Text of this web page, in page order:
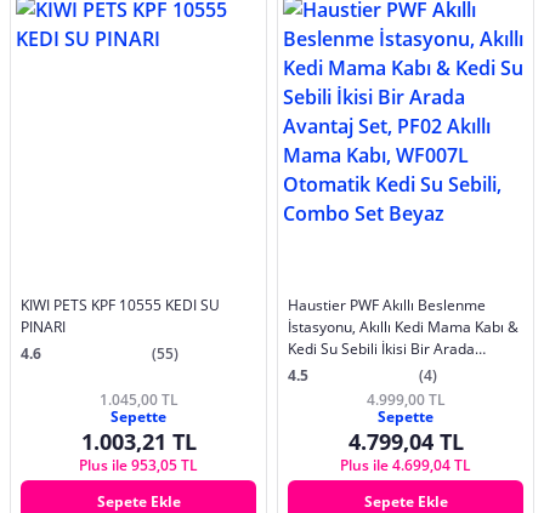
KIWI PETS KPF 10555 KEDI SU
PINARI
4.6
(55)
1.045,00 TL
Sepette
1.003,21 TL
Plus ile 953,05 TL
Sepete Ekle
Haustier PWF Akıllı Beslenme
İstasyonu, Akıllı Kedi Mama Kabı &
Kedi Su Sebili İkisi Bir Arada
Avantaj Set, PF02 Akıllı Mama Kabı,
WF007L Otomatik Kedi Su Sebili,
Combo Set Beyaz
4.5
(4)
4.999,00 TL
Sepette
4.799,04 TL
Plus ile 4.699,04 TL
Sepete Ekle